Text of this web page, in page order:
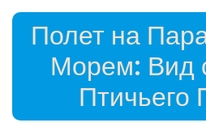
Полет на
Морем: Вид
Птичьего